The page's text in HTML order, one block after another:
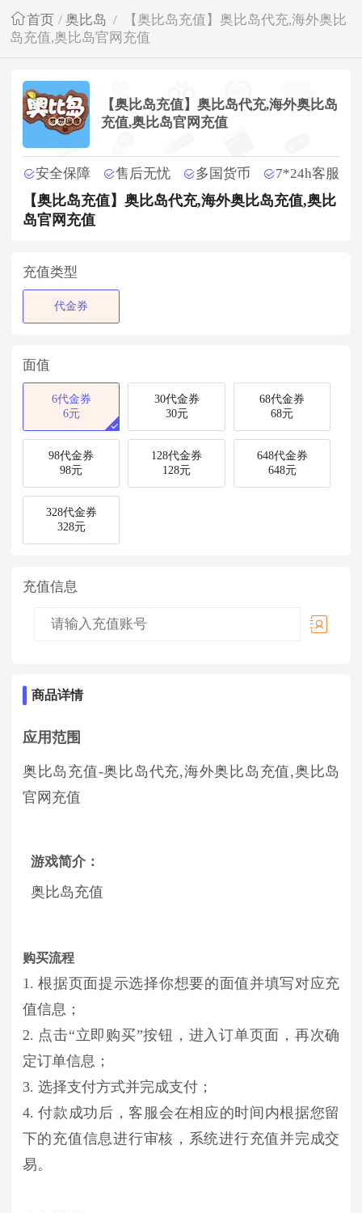
首页 / 奥比岛 /
【奥比岛充值】奥比岛代充,海外奥比
岛充值,奥比岛官网充值
【奥比岛充值】奥比岛代充,海外奥比岛
充值,奥比岛官网充值
安全保障 售后无忧 多国货币 7*24h客服
【奥比岛充值】奥比岛代充,海外奥比岛充值,奥比
岛官网充值
充值类型
代金券
面值
6代金券
6元
30代金券
30元
68代金券
68元
98代金券
98元
128代金券
128元
648代金券
648元
328代金券
328元
充值信息
商品详情
应用范围
奥比岛充值-奥比岛代充,海外奥比岛充值,奥比岛
官网充值
游戏简介：
奥比岛充值
购买流程
1. 根据页面提示选择你想要的面值并填写对应充
值信息；
2. 点击“立即购买”按钮，进入订单页面，再次确
定订单信息；
3. 选择支付方式并完成支付；
4. 付款成功后，客服会在相应的时间内根据您留
下的充值信息进行审核，系统进行充值并完成交
易。